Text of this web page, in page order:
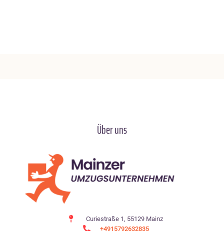
Über uns
Curiestraße 1, 55129 Mainz
+4915792632835